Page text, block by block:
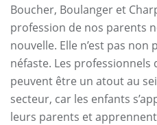
Boucher, Boulanger et
profession de nos parents
nouvelle. Elle n’est pas
néfaste. Les
peuvent être un atout au
secteur, car les enfants
leurs parents et